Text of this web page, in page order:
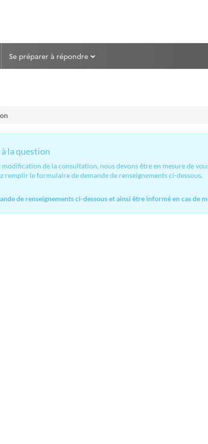
Se préparer à répondre
la question
de la consultation, nous devons être en mesure de
remplir le formulaire de demande de renseignements ci-dessous.
de renseignements ci-dessous et ainsi être informé en cas de